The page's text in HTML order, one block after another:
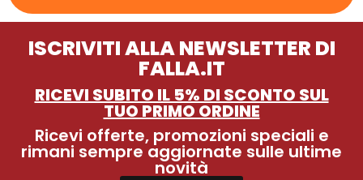
ISCRIVITI ALLA NEWSLETTER DI
FALLA.IT
RICEVI SUBITO IL 5% DI SCONTO SUL
TUO PRIMO ORDINE
Ricevi offerte, promozioni speciali e
rimani sempre aggiornate sulle ultime
novità